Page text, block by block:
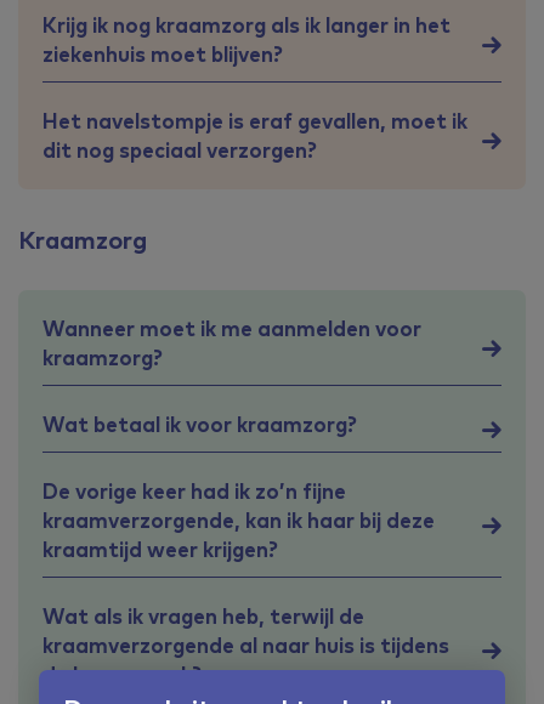
Krijg ik nog kraamzorg als ik langer in het
ziekenhuis moet blijven?
Het navelstompje is eraf gevallen, moet ik
dit nog speciaal verzorgen?
Kraamzorg
Wanneer moet ik me aanmelden voor
kraamzorg?
Wat betaal ik voor kraamzorg?
De vorige keer had ik zo’n fijne
kraamverzorgende, kan ik haar bij deze
kraamtijd weer krijgen?
Wat als ik vragen heb, terwijl de
kraamverzorgende al naar huis is tijdens
de kraamweek?